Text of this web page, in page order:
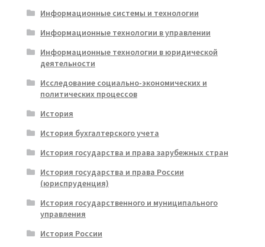
Информационные системы и технологии
Информационные технологии в управлении
Информационные технологии в юридической
деятельности
Исследование социально-экономических и
политических процессов
История
История бухгалтерского учета
История государства и права зарубежных стран
История государства и права России
(юриспруденция)
История государственного и муниципального
управления
История России